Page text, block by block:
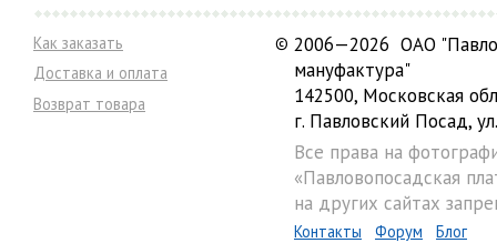
Как заказать
Доставка и оплата
Возврат товара
© 2006—2026 ОАО
мануфактура"
142500, Московская
г. Павловский Посад,
Все права на
«Павловопосадская
на других сайтах
Контакты Форум Блог